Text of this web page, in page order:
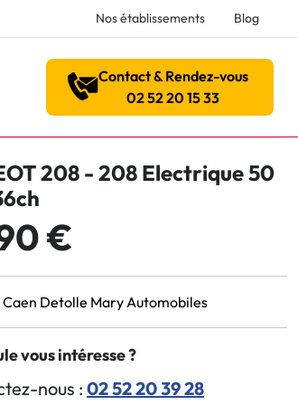
Nos établissements Blog
Contact & Rendez-vous
02 52 20 15 33
208 - 208 Electrique 50
€
Caen Detolle Mary Automobiles
vous intéresse ?
nous : 02 52 20 39 28